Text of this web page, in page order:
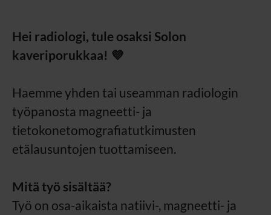
Hei radiologi, tule osaksi Solon
kaveriporukkaa! 💜
Haemme yhden tai useamman radiologin
työpanosta magneetti- ja
tietokonetomografiatutkimusten
etälausuntojen tuottamiseen.
Mitä työ sisältää?
Työ on osa-aikaista natiivi-, magneetti- ja